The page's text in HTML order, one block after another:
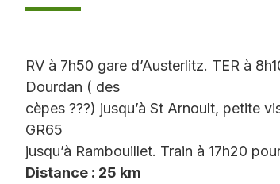
RV à 7h50 gare d’Austerlitz. TER à
Dourdan ( des
cèpes ???) jusqu’à St Arnoult, petite
GR65
jusqu’à Rambouillet. Train à 17h20
Distance : 25 km